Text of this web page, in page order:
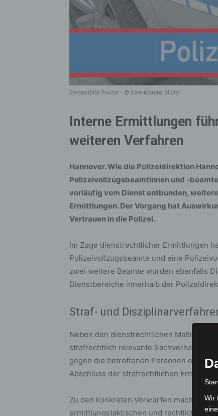
Symbolbild Polizei - © Carl-Marcus Müller
Interne Ermittlungen
weiteren Verfahren
Hannover. Wie die Polizeidirektion
Polizeivollzugsbeamtinnen und -
vorläufig vom Dienst entbunden,
Ermittlungen. Der Vorgang hat
Vertrauen in die Polizei.
Im Zuge dienstrechtlicher Ermittlungen
Polizeivollzugsbeamte und eine
zwei weitere Beamte wurden ebenfalls
Dienstbereiche innerhalb der
Straf- und
Neben den dienstrechtlichen
strafrechtlich relevante Sachverhalte
gegen die betroffenen Personen
Abschluss der strafrechtlichen
Zu den konkreten Vorwürfen macht die
ermittlungstaktischen und rechtlichen
Wir